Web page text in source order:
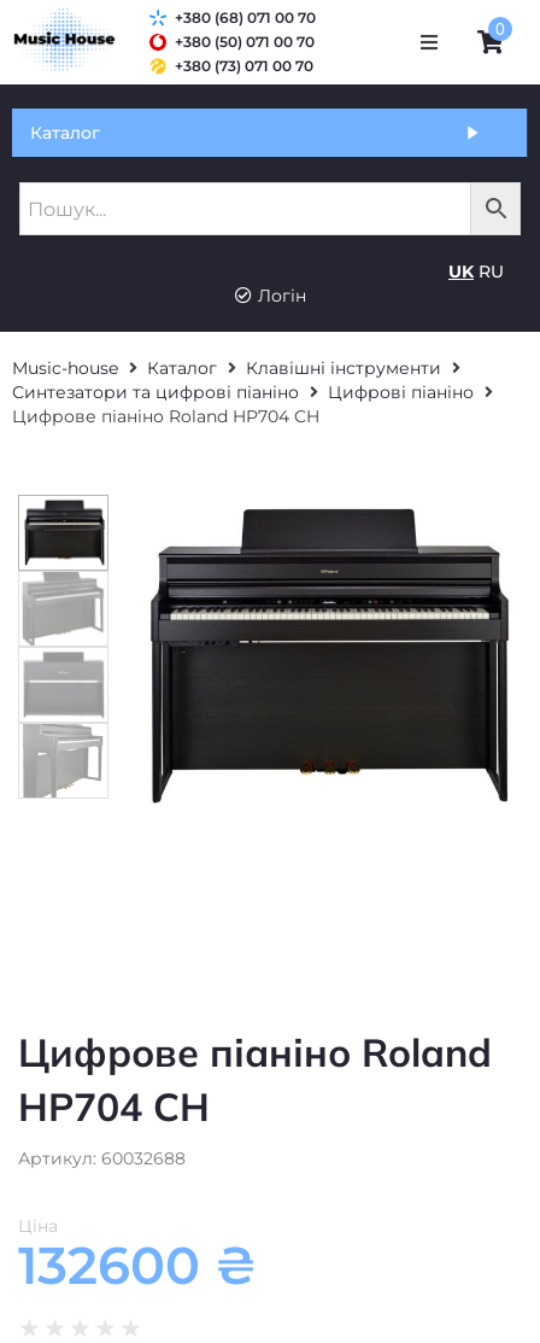
Оплата і доставка
+380 (68) 071 00 70
+380 (50) 071 00 70
+380 (73) 071 00 70
0
Каталог
UK RU
Логін
Music-house Каталог
Клавішні інструменти
Синтезатори та цифрові піаніно
Цифрові піаніно
Цифрове піаніно Roland HP704 CH
Цифрове піаніно Roland
HP704 CH
Артикул: 60032688
Ціна
132600 ₴
★ ★ ★ ★ ★